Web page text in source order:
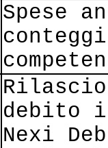
Spese
debito
Nexi